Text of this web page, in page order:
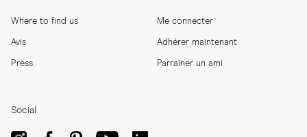
Where to find us
Avis
Press
Me connecter
Adhérer maintenant
Parrainer un ami
Social